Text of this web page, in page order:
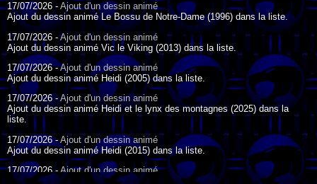
17/07/2026 - Ajout d'un dessin animé
Ajout du dessin animé Le Bossu de Notre-Dame (1996) dans la liste.
17/07/2026 -Ajout d'un dessin animé
Ajout du dessin animé Vic le Viking (2013) dans la liste.
17/07/2026 -Ajout d'un dessin animé
Ajout du dessin animé Heidi (2005) dans la liste.
17/07/2026 -Ajout d'un dessin animé
Ajout du dessin animé Heidi et le lynx des montagnes (2025) dans la
liste.
17/07/2026 -Ajout d'un dessin animé
Ajout du dessin animé Heidi (2015) dans la liste.
17/07/2026 - Ajout d'un dessin animé
Ajout du dessin animé Heidi (1995) dans la liste.